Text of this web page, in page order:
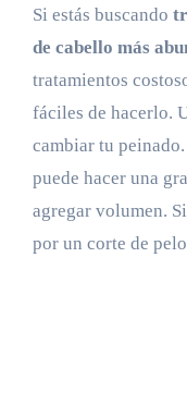
Si estás buscando
de cabello más
tratamientos
fáciles de hacerlo.
cambiar tu peinado.
puede hacer una
agregar volumen.
por un corte de